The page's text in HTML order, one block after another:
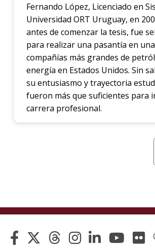
Fernando López, Licenciado en
Universidad ORT Uruguay, en
antes de comenzar la tesis, fue
para realizar una pasantía en
compañías más grandes de
energía en Estados Unidos. Sin
su entusiasmo y trayectoria
fueron más que suficientes para
carrera profesional.